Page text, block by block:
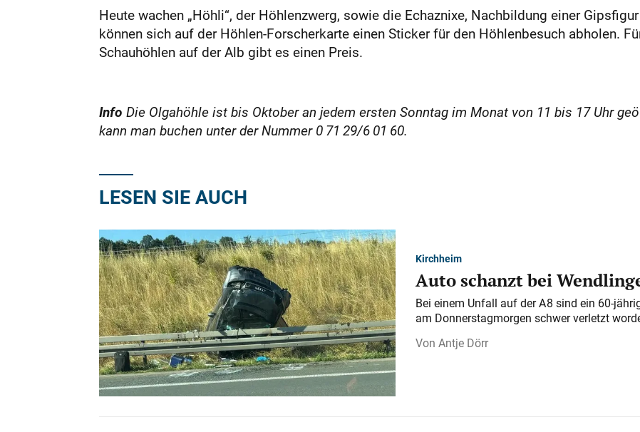
Heute wachen „Höhli“, der Höhlenzwerg, sowie die Echaznixe, Nachbildung einer
können sich auf der Höhlen-Forscherkarte einen Sticker für den Höhlenbesuch abholen.
Schauhöhlen auf der Alb gibt es einen Preis.
Info Die Olgahöhle ist bis Oktober an jedem ersten Sonntag im Monat von 11 bis 17 Uhr
kann man buchen unter der Nummer 0 71 29/6 01 60.
LESEN SIE AUCH
Kirchheim
Auto schanzt bei
Bei einem Unfall auf der A 8 sind ein 60-
am Donnerstagmorgen schwer verletzt
Antje Dörr